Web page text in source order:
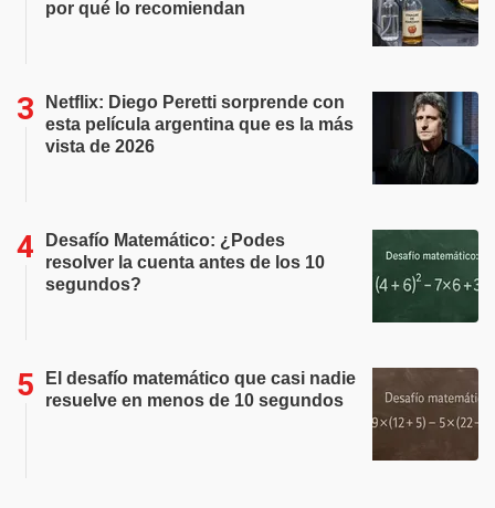
por qué lo recomiendan
Netflix: Diego Peretti sorprende con
esta película argentina que es la más
vista de 2026
Desafío Matemático: ¿Podes
resolver la cuenta antes de los 10
segundos?
El desafío matemático que casi nadie
resuelve en menos de 10 segundos